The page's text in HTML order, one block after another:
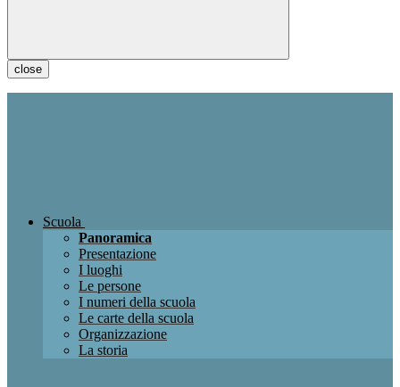
close
Scuola
Panoramica
Presentazione
I luoghi
Le persone
I numeri della scuola
Le carte della scuola
Organizzazione
La storia